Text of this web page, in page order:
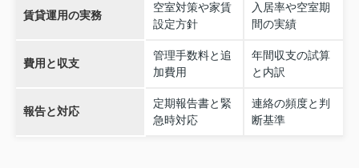
賃貸運用の実務
空室対策や家賃
設定方針
入居率や空室期
間の実績
費用と収支
管理手数料と追
加費用
年間収支の試算
と内訳
報告と対応
定期報告書と緊
急時対応
連絡の頻度と判
断基準